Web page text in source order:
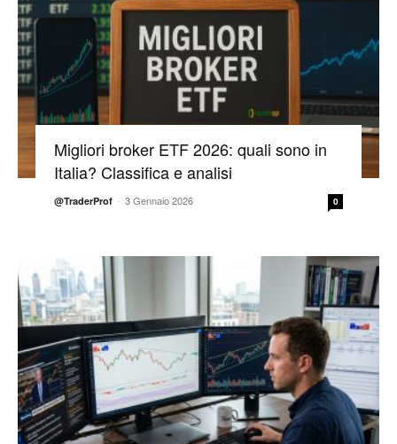
Migliori broker ETF 2026: quali sono in
Italia? Classifica e analisi
@TraderProf - 3 Gennaio 2026 0